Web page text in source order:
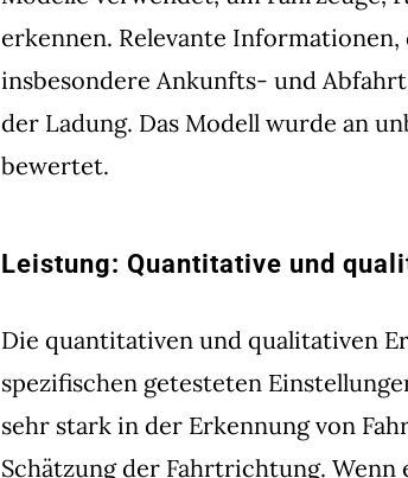
erkennen. Relevante
insbesondere Ankunfts- und
der Ladung. Das Modell wurde an
bewertet.
Leistung: Quantitative und
Die quantitativen und qualitativen
spezifischen getesteten
sehr stark in der Erkennung von
Schätzung der Fahrtrichtung.